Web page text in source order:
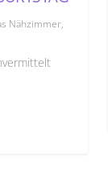
Nähzimmer,